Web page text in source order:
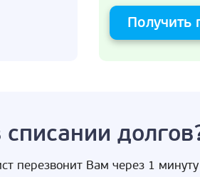
перезвонит Вам через 1